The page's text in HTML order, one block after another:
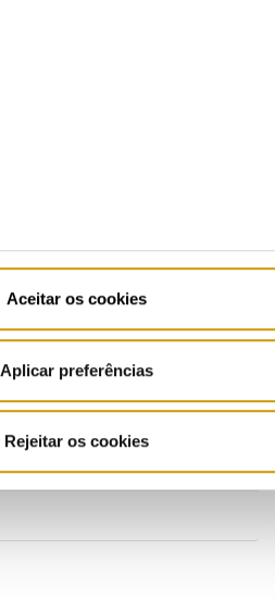
Aceitar os cookies
Aplicar preferências
Rejeitar os cookies